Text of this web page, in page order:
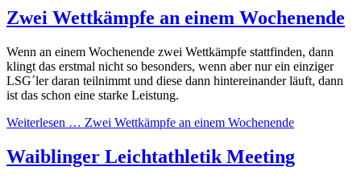
Zwei Wettkämpfe an einem Wochenende
Wenn an einem Wochenende zwei Wettkämpfe stattfinden, dann
klingt das erstmal nicht so besonders, wenn aber nur ein einziger
LSG´ler daran teilnimmt und diese dann hintereinander läuft, dann
ist das schon eine starke Leistung.
Weiterlesen … Zwei Wettkämpfe an einem Wochenende
Waiblinger Leichtathletik Meeting